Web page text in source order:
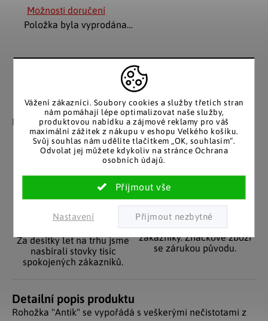
Vážení zákazníci. Soubory cookies a služby třetích stran
nám pomáhají lépe optimalizovat naše služby,
produktovou nabídku a zájmové reklamy pro váš
maximální zážitek z nákupu v eshopu Velkého košíku.
Svůj souhlas nám udělíte tlačítkem „OK, souhlasím“.
Odvolat jej můžete kdykoliv na stránce Ochrana
osobních údajů.
Nastavení
Možnosti doručení
Položka byla vyprodána…
Záruka spokojenosti
Nakupujete bez obav, férové
jednání v každé situaci.
Katalog v tištěné
podobě
Stálým zákazníkům
posíláme papírový katalog
do schránky.
Pozitivní ohlasy
zákazníků
Za desítky let na trhu jsme
nasbírali stovky tisíc
spokojených zákazníků.
EU distribuce
Z českých skladů pro české
zákazníky. Značkové zboží
se zárukou původu.
Detailní popis produktu
Rohožka "Antik" se vypořádá s veškerými nečistotami z